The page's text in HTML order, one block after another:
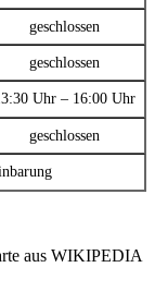
geschlossen
geschlossen
Uhr – 16:00 Uhr
geschlossen